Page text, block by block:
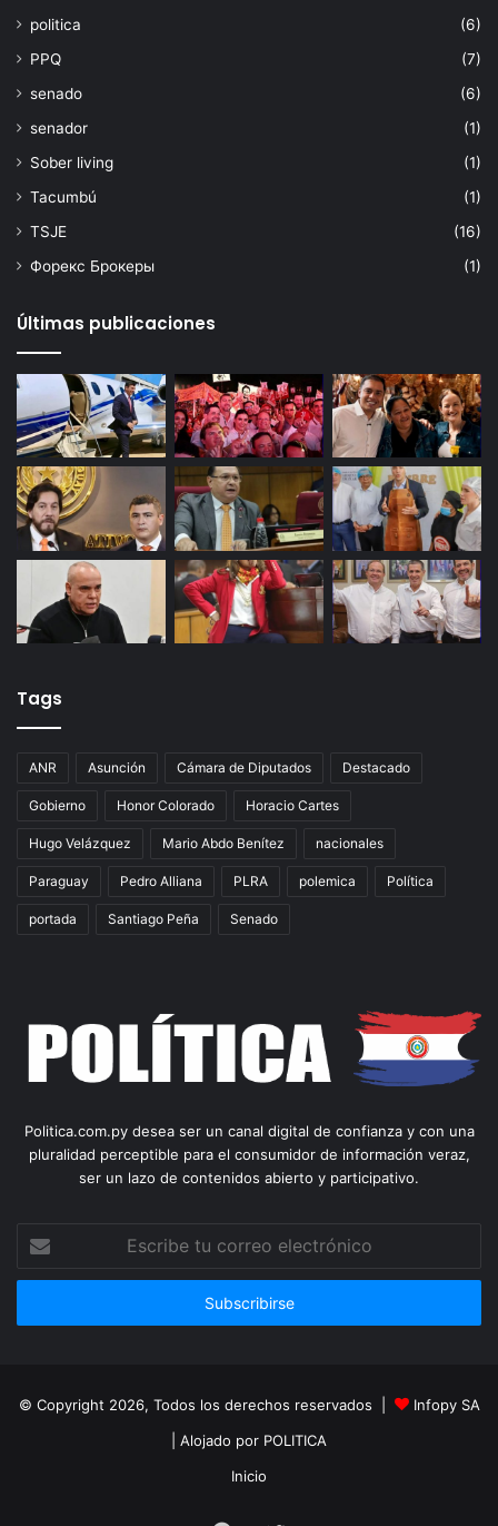
politica
(6)
PPQ
(7)
senado
(6)
senador
(1)
Sober living
(1)
Tacumbú
(1)
TSJE
(16)
Форекс Брокеры
(1)
Últimas publicaciones
Tags
ANR Asunción Cámara de Diputados Destacado
Gobierno Honor Colorado Horacio Cartes
Hugo Velázquez Mario Abdo Benítez nacionales
Paraguay Pedro Alliana PLRA polemica Política
portada Santiago Peña Senado
Politica.com.py desea ser un canal digital de confianza y con una
pluralidad perceptible para el consumidor de información veraz,
ser un lazo de contenidos abierto y participativo.
correo
© Copyright 2026, Todos los derechos reservados |
Infopy SA
| Alojado por POLITICA
Inicio